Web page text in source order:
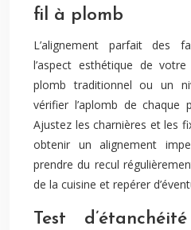
fil à plomb
L’alignement parfait des
l’aspect esthétique de
plomb traditionnel ou un
vérifier l’aplomb de
Ajustez les charnières et les
obtenir un alignement
prendre du recul
de la cuisine et repérer
Test